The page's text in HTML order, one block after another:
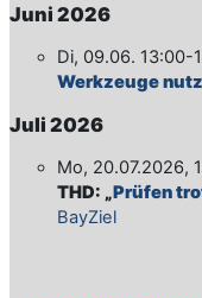
Juni 2026
Di, 09.06. 13:00-
Werkzeuge
Juli 2026
Mo, 20.07.2026,
THD: „Prüfen
BayZiel